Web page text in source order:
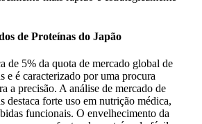
​​de Proteínas do Japão
de 5% da quota de mercado global de
e é caracterizado por uma procura
a precisão. A análise de mercado de
destaca forte uso em nutrição médica,
funcionais. O envelhecimento da